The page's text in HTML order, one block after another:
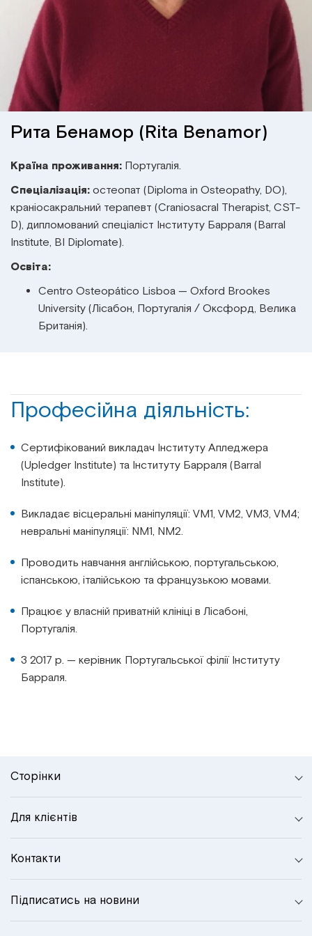
Рита Бенамор (Rita Benamor)
Країна проживання: Португалія.
Спеціалізація: остеопат (Diploma in Osteopathy, DO),
краніосакральний терапевт (Craniosacral Therapist, CST-
D), дипломований спеціаліст Інституту Барраля (Barral
Institute, BI Diplomate).
Освіта:
Centro Osteopático Lisboa — Oxford Brookes
University (Лісабон, Португалія / Оксфорд, Велика
Британія).
Професійна діяльність:
Сертифікований викладач Інституту Апледжера
(Upledger Institute) та Інституту Барраля (Barral
Institute).
Викладає вісцеральні маніпуляції: VM1, VM2, VM3, VM4;
невральні маніпуляції: NM1, NM2.
Проводить навчання англійською, португальською,
іспанською, італійською та французькою мовами.
Працює у власній приватній клініці в Лісабоні,
Португалія.
З 2017 р. — керівник Португальської філії Інституту
Барраля.
Сторінки
Для клієнтів
Контакти
Підписатись на новини
Інститут Апледжера
Інститут Барраля
FAQ
Прикладна кінезіологія
Кінезіотейпінг
Психологія, психотерапія
Масаж
Реабілітація
Естетична медицина
Остеопатичні маніпуляції по Барралю